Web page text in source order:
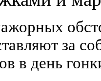
за
в день